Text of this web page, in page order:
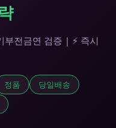
전금연 검증 | ⚡ 즉시
정품
당일배송